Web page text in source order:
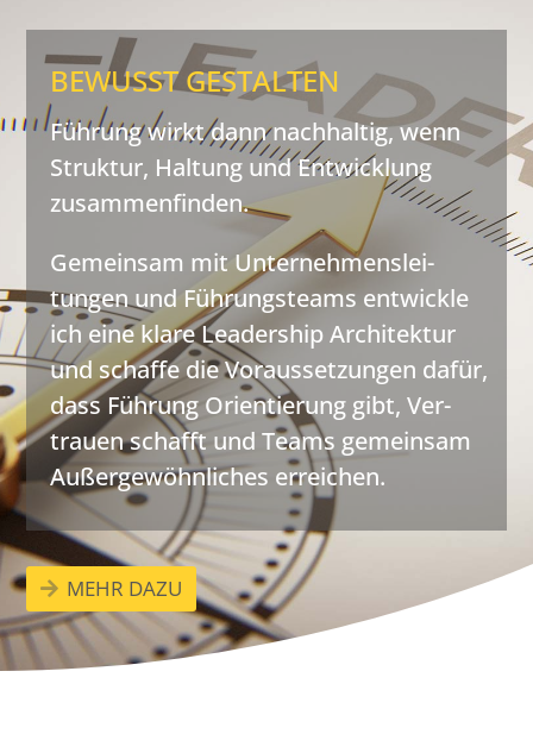
BEWUSST GESTALTEN
Führung wirkt dann nachhaltig, wenn
Struktur, Haltung und Entwicklung
zusammenfinden.
Gemeinsam mit Unter­nehmens­lei­
tungen und Führungs­teams entwickle
ich eine klare Leadership Architektur
und schaffe die Voraussetzungen dafür,
dass Führung Orientierung gibt, Ver­
trauen schafft und Teams gemeinsam
Außer­gewöhnliches erreichen.
MEHR DAZU